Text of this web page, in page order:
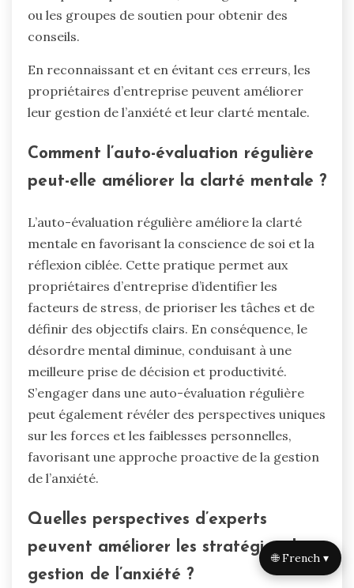
ou les groupes de soutien pour obtenir des
conseils.
En reconnaissant et en évitant ces erreurs, les
propriétaires d’entreprise peuvent améliorer
leur gestion de l’anxiété et leur clarté mentale.
Comment l’auto-évaluation régulière
peut-elle améliorer la clarté mentale ?
L’auto-évaluation régulière améliore la clarté
mentale en favorisant la conscience de soi et la
réflexion ciblée. Cette pratique permet aux
propriétaires d’entreprise d’identifier les
facteurs de stress, de prioriser les tâches et de
définir des objectifs clairs. En conséquence, le
désordre mental diminue, conduisant à une
meilleure prise de décision et productivité.
S’engager dans une auto-évaluation régulière
peut également révéler des perspectives uniques
sur les forces et les faiblesses personnelles,
favorisant une approche proactive de la gestion
de l’anxiété.
Quelles perspectives d’experts
peuvent améliorer les stratégies de
gestion de l’anxiété ?
🌐 French ▾